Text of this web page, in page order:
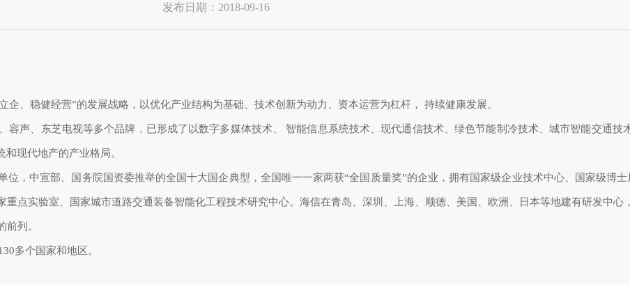
发布日期：2018-09-16
、稳健经营”的发展战略，以优化产业结构为基础、技术创新为动力、资本运营为杠杆， 持续健康发展。
容声、东芝电视等多个品牌，已形成了以数字多媒体技术、 智能信息系统技术、现代通信技术、绿色节能制冷技术、城市智能交通技
现代地产的产业格局。
，中宣部、国务院国资委推举的全国十大国企典型，全国唯一一家两获“全国质量奖”的企业，拥有国家级企业技术中心、国家级博
点实验室、国家城市道路交通装备智能化工程技术研究中心。海信在青岛、深圳、上海、顺德、美国、欧洲、日本等地建有研发中心
列。
多个国家和地区。